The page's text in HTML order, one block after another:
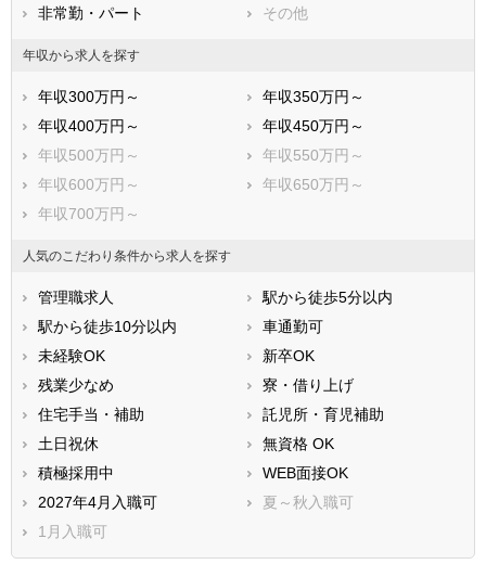
非常勤・パート
その他
年収から求人を探す
年収300万円～
年収350万円～
年収400万円～
年収450万円～
年収500万円～
年収550万円～
年収600万円～
年収650万円～
年収700万円～
人気のこだわり条件から求人を探す
管理職求人
駅から徒歩5分以内
駅から徒歩10分以内
車通勤可
未経験OK
新卒OK
残業少なめ
寮・借り上げ
住宅手当・補助
託児所・育児補助
土日祝休
無資格 OK
積極採用中
WEB面接OK
2027年4月入職可
夏～秋入職可
1月入職可